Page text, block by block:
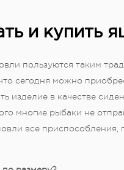
и купить
пользуются таким
сегодня можно
изделие в качестве
многие рыбаки не
все приспособления,